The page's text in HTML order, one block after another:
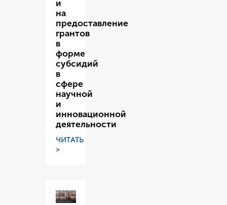
и
на
предоставление
грантов
в
форме
субсидий
в
сфере
научной
и
инновационной
деятельности
ЧИТАТЬ
>